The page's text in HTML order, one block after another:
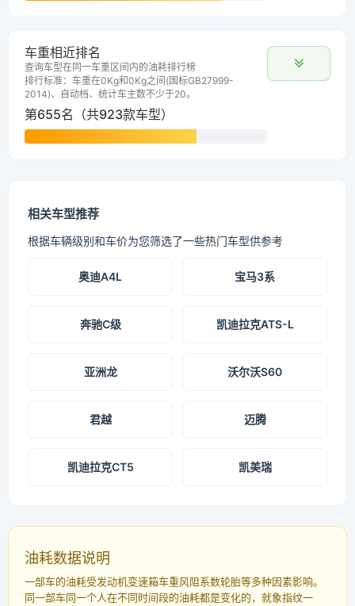
车重相近排名
查询车型在同一车重区间内的油耗排行榜
排行标准：车重在0Kg和0Kg之间(国标GB27999-
2014)、自动档、统计车主数不少于20。
第655名（共923款车型）
相关车型推荐
根据车辆级别和车价为您筛选了一些热门车型供参考
奥迪A4L 宝马3系
奔驰C级 凯迪拉克ATS-L
亚洲龙 沃尔沃S60
君越 迈腾
凯迪拉克CT5 凯美瑞
油耗数据说明
一部车的油耗受发动机变速箱车重风阻系数轮胎等多种因素影响。
同一部车同一个人在不同时间段的油耗都是变化的，就象指纹一